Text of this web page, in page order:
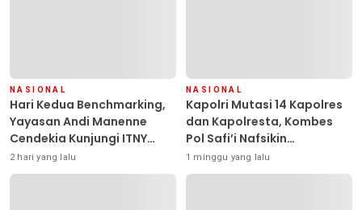
NASIONAL
Hari Kedua Benchmarking,
Yayasan Andi Manenne
Cendekia Kunjungi ITNY
Yogyakarta
2 hari yang lalu
NASIONAL
Kapolri Mutasi 14 Kapolres
dan Kapolresta, Kombes
Pol Safi’i Nafsikin
Mengemban Amanah
Pimpin Polresta Kendari
1 minggu yang lalu